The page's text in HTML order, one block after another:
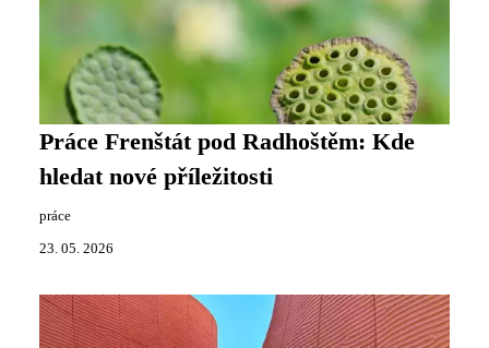
Práce Frenštát pod Radhoštěm: Kde
hledat nové příležitosti
práce
23. 05. 2026